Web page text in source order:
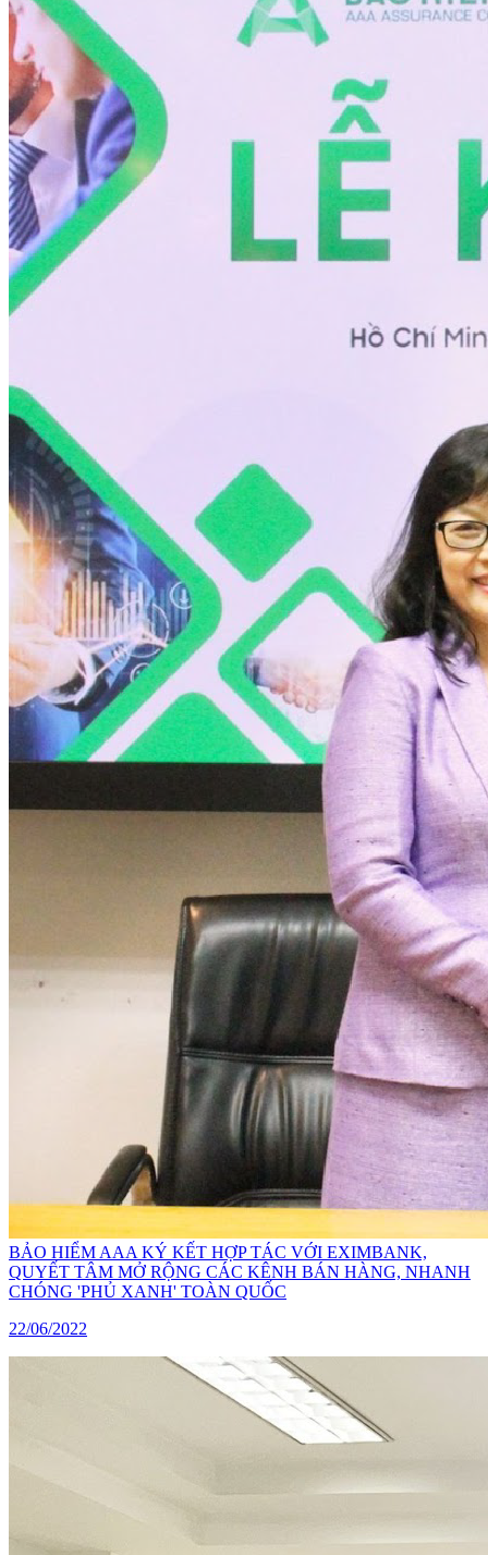
BẢO HIỂM AAA KÝ KẾT HỢP TÁC VỚI EXIMBANK,
QUYẾT TÂM MỞ RỘNG CÁC KÊNH BÁN HÀNG, NHANH
CHÓNG 'PHỦ XANH' TOÀN QUỐC
22/06/2022